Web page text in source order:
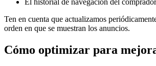
El historial de navegación del comprador
Ten en cuenta que actualizamos
orden en que se muestran los anuncios.
Cómo optimizar para